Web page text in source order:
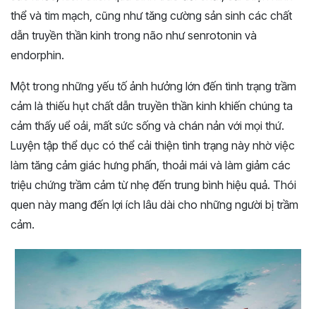
thể và tim mạch, cũng như tăng cường sản sinh các chất
dẫn truyền thần kinh trong não như senrotonin và
endorphin.
Một trong những yếu tố ảnh hưởng lớn đến tình trạng trầm
cảm là thiếu hụt chất dẫn truyền thần kinh khiến chúng ta
cảm thấy uể oải, mất sức sống và chán nản với mọi thứ.
Luyện tập thể dục có thể cải thiện tình trạng này nhờ việc
làm tăng cảm giác hưng phấn, thoải mái và làm giảm các
triệu chứng trầm cảm từ nhẹ đến trung bình hiệu quả. Thói
quen này mang đến lợi ích lâu dài cho những người bị trầm
cảm.